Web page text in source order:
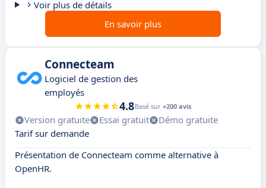
Voir plus de détails
En savoir plus
Connecteam
Logiciel de gestion des
employés
4.8Basé sur +200 avis
Version gratuite Essai gratuit
Démo gratuite
Tarif sur demande
Présentation de Connecteam comme alternative à
OpenHR.